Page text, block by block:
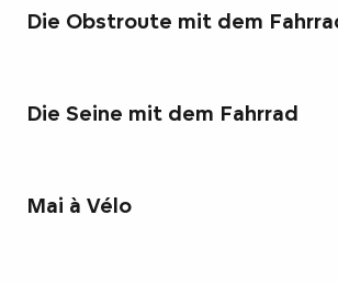
Die Obstroute mit dem
Die Seine mit dem Fahrrad
Mai à Vélo